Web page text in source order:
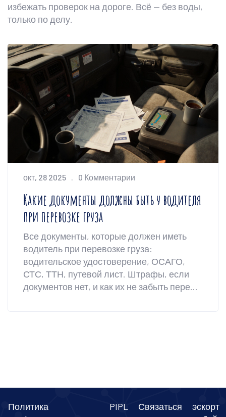
избежать проверок на дороге. Всё — без воды,
только по делу.
окт, 28 2025 0 Комментарии
Какие документы должны быть у водителя
при перевозке груза
Все документы, которые должен иметь
водитель при перевозке груза:
водительское удостоверение, ОСАГО,
СТС, ТТН, путевой лист. Штрафы, если
документов нет, и как их не забыть перед
Политика
PIPL
Связаться
эскорт